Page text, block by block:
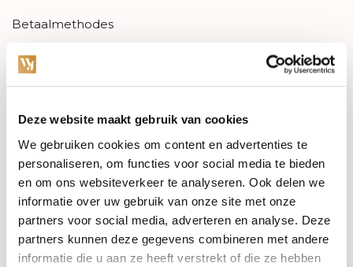
Deze website maakt gebruik van cookies
We gebruiken cookies om content en advertenties te
personaliseren, om functies voor social media te bieden
en om ons websiteverkeer te analyseren. Ook delen we
informatie over uw gebruik van onze site met onze
partners voor social media, adverteren en analyse. Deze
partners kunnen deze gegevens combineren met andere
informatie die u aan ze heeft verstrekt of die ze hebben
Betaalmethodes
Sitemap
Categorieën
Horloges
Juwelen
Trouwringen
PRE-OWNED